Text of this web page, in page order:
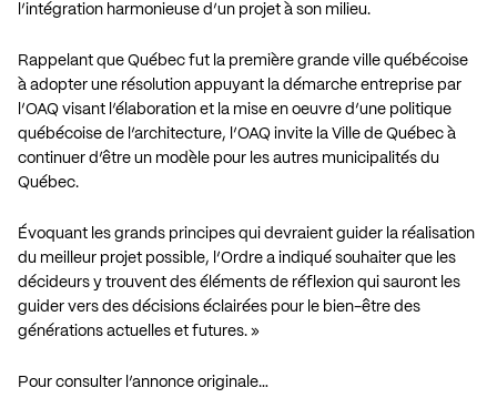
l’intégration harmonieuse d’un projet à son milieu.
Rappelant que Québec fut la première grande ville québécoise
à adopter une résolution appuyant la démarche entreprise par
l’OAQ visant l’élaboration et la mise en oeuvre d’une politique
québécoise de l’architecture, l’OAQ invite la Ville de Québec à
continuer d’être un modèle pour les autres municipalités du
Québec.
Évoquant les grands principes qui devraient guider la réalisation
du meilleur projet possible, l’Ordre a indiqué souhaiter que les
décideurs y trouvent des éléments de réflexion qui sauront les
guider vers des décisions éclairées pour le bien-être des
générations actuelles et futures. »
Pour consulter l’annonce originale…